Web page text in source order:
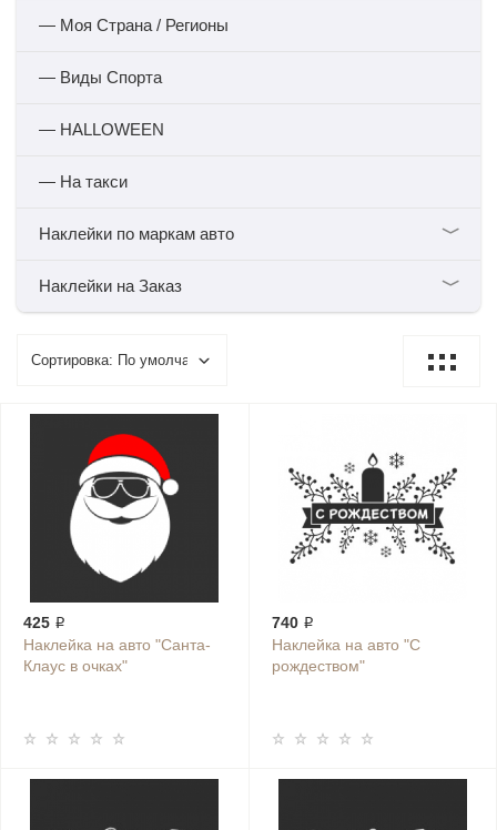
— Моя Страна / Регионы
— Виды Спорта
— HALLOWEEN
— На такси
Наклейки по маркам авто ﹀
Наклейки на Заказ ﹀
425 ₽
Наклейка на авто "Санта-
Клаус в очках"
740 ₽
Наклейка на авто "С
рождеством"